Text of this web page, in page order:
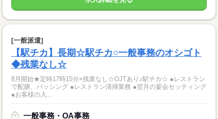
[一般派遣]
【駅チカ】長期☆駅チカ○一般事務のオシゴト
◆残業なし☆
8月開始★定時17時15分×残業なし☆OJTあり♪駅チカ☆ ●レストラン
で配膳、バッシング ●レストラン清掃業務 ●翌月の宴会セッティング
●お客様の入...
一般事務・OA事務